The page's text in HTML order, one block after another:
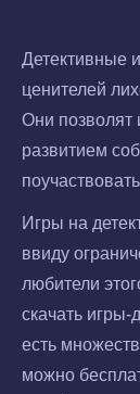
Детективные
ценителей
Они позволят
развитием
Игры на
ввиду
любители
скачать
есть
можно